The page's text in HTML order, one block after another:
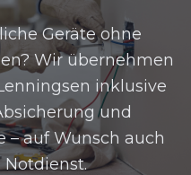
Geräte ohne
Wir übernehmen
inklusive
und
– auf Wunsch auch